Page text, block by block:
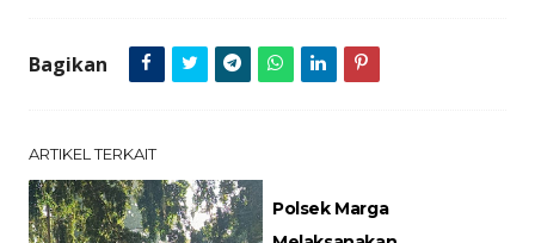
Bagikan
ARTIKEL TERKAIT
Polsek Marga